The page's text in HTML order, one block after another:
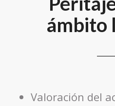
ámbito
Valoración del